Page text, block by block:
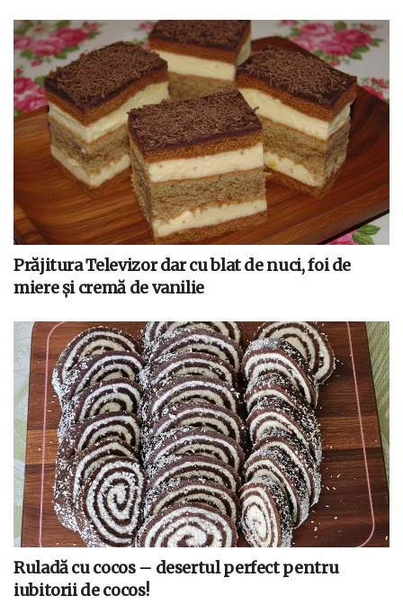
Prăjitura Televizor dar cu blat de nuci, foi de
miere și cremă de vanilie
Ruladă cu cocos – desertul perfect pentru
iubitorii de cocos!